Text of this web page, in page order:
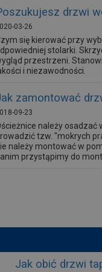
drzwi
03-26
się kierować przy
stolarki.
przestrzeni.
i niezawodności.
zamontować
09-23
należy
tzw. "mokrych
należy montować w
przystąpimy do
Jak obić drzwi